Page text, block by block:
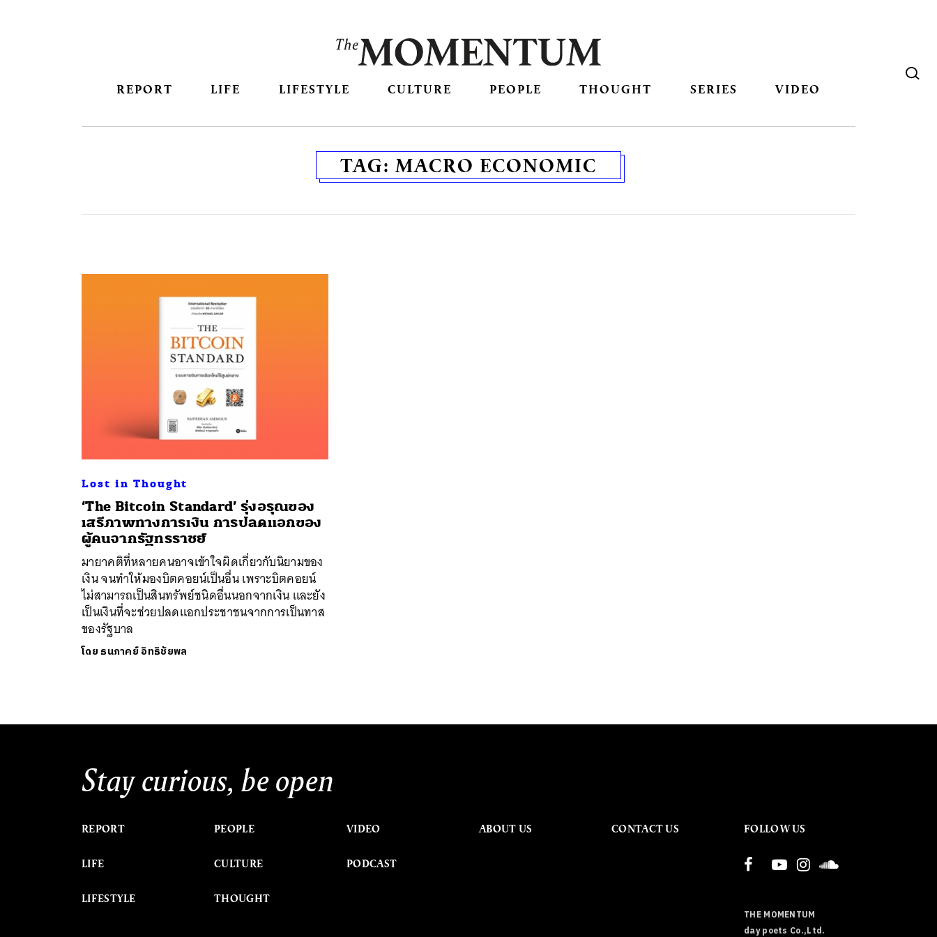
REPORT LIFE LIFESTYLE CULTURE PEOPLE THOUGHT SERIES VIDEO
TAG: MACRO ECONOMIC
Lost in Thought
‘The Bitcoin Standard’ รุ่งอรุณของ
เสรีภาพทางการเงิน การปลดแอกของ
ผู้คนจากรัฐทรราชย์
มายาคติที่หลายคนอาจเข้าใจผิดเกี่ยวกับนิยามของ
เงิน จนทำให้มองบิตคอยน์เป็นอื่น เพราะบิตคอยน์
ไม่สามารถเป็นสินทรัพย์ชนิดอื่นนอกจากเงิน และยัง
เป็นเงินที่จะช่วยปลดแอกประชาชนจากการเป็นทาส
ของรัฐบาล
โดย ธนภาคย์ อิทธิชัยพล
Stay curious, be open
REPORT
LIFE
LIFESTYLE
PEOPLE
CULTURE
THOUGHT
VIDEO
PODCAST
ABOUT US CONTACT US FOLLOW US
THE MOMENTUM
day poets Co.,Ltd.